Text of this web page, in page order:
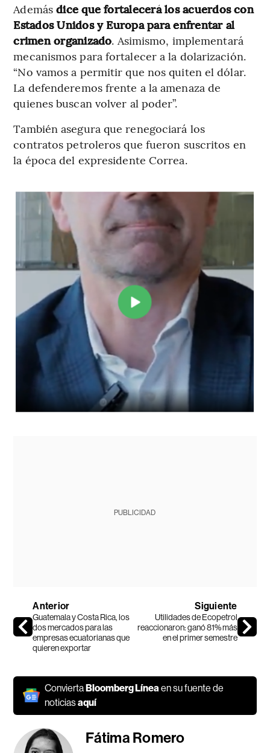
Ademásdice que fortalecerá los acuerdos con
Estados Unidos y Europa para enfrentar al
crimen organizado. Asimismo, implementará
mecanismos para fortalecer a la dolarización.
“No vamos a permitir que nos quiten el dólar.
La defenderemos frente a la amenaza de
quienes buscan volver al poder”.
También asegura que renegociará los
contratos petroleros que fueron suscritos en
la época del expresidente Correa.
PUBLICIDAD
Anterior
Guatemala y Costa Rica, los
dos mercados para las
empresas ecuatorianas que
quieren exportar
Siguiente
Utilidades de Ecopetrol
reaccionaron: ganó 81% más
en el primer semestre
ConviertaBloomberg Línea en su fuente de
noticiasaquí
Fátima Romero